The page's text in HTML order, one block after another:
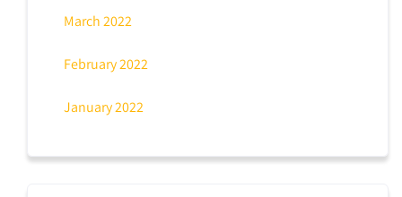
March 2022
February 2022
January 2022